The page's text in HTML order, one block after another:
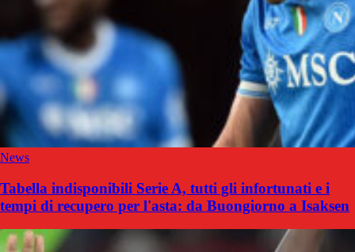
News
Tabella indisponibili Serie A, tutti gli infortunati e i
tempi di recupero per l'asta: da Buongiorno a Isaksen